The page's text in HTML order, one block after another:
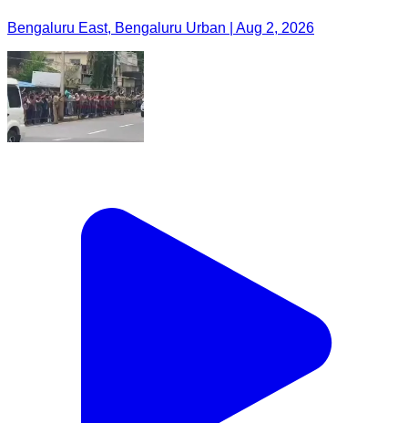
Bengaluru East, Bengaluru Urban | Aug 2, 2026